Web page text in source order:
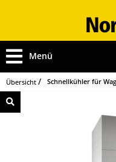
Menü
Übersicht Schnellkühler für